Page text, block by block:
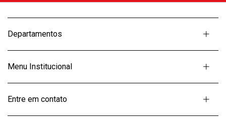
Departamentos
Menu Institucional
Entre em contato